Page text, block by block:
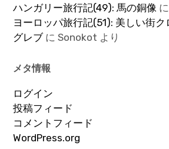
ハンガリー旅行記(49): 馬の銅像
ヨーロッパ旅行記(51): 美しい街
グレブにSonokot より
メタ情報
ログイン
投稿フィード
コメントフィード
WordPress.org